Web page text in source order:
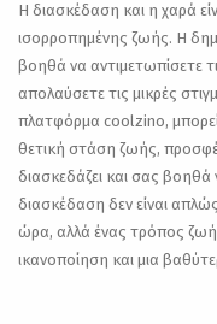
Η διασκέδαση και η χαρά
ισορροπημένης ζωής. Η
βοηθά να αντιμετωπίσετε
απολαύσετε τις μικρές
πλατφόρμα coolzino,
θετική στάση ζωής,
διασκεδάζει και σας
διασκέδαση δεν είναι
ώρα, αλλά ένας τρόπος
ικανοποίηση και μια